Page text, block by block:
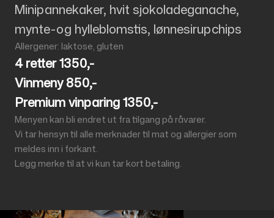
Minipannekaker, hvit sjokoladeganache,
mynte-og hylleblomstis, lønnesirupchips
Allergener: laktose, gluten
4 retter 1350,-
Vinmeny 850,-
Premium vinparing 1350,-
Menyen kan bli endret ut fra tilgang på råvarer.
Vi tar hensyn til alle merknader til mat og allergier som
meldes inn i forkant.
Legg merke til at vi kun tar kort betaling.